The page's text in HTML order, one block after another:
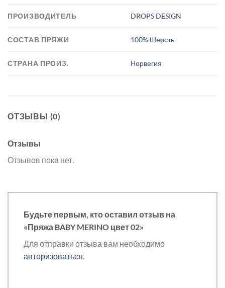
ПРОИЗВОДИТЕЛЬ DROPS DESIGN
СОСТАВ ПРЯЖИ 100% Шерсть
СТРАНА ПРОИЗ. Норвегия
ОТЗЫВЫ (0)
Отзывы
Отзывов пока нет.
Будьте первым, кто оставил отзыв на
«Пряжа BABY MERINO цвет 02»
Для отправки отзыва вам необходимо
авторизоваться